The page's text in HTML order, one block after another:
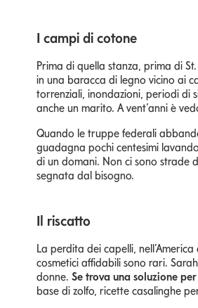
I campi di cotone
Prima di quella stanza, prima di
in una baracca di legno vicino ai
torrenziali, inondazioni, periodi di
anche un marito. A vent’anni è
Quando le truppe federali
guadagna pochi centesimi
di un domani. Non ci sono strade
segnata dal bisogno.
Il riscatto
La perdita dei capelli,
cosmetici affidabili sono rari.
donne. Se trova una soluzione
base di zolfo, ricette casalinghe